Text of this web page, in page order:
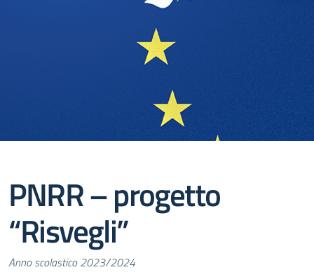
PNRR – progetto
“Risvegli”
Anno scolastico 2023/2024